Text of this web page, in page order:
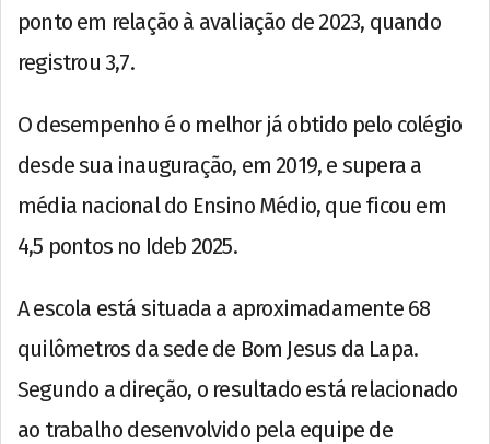
ponto em relação à avaliação de 2023, quando
registrou 3,7.
O desempenho é o melhor já obtido pelo colégio
desde sua inauguração, em 2019, e supera a
média nacional do Ensino Médio, que ficou em
4,5 pontos no Ideb 2025.
A escola está situada a aproximadamente 68
quilômetros da sede de Bom Jesus da Lapa.
Segundo a direção, o resultado está relacionado
ao trabalho desenvolvido pela equipe de